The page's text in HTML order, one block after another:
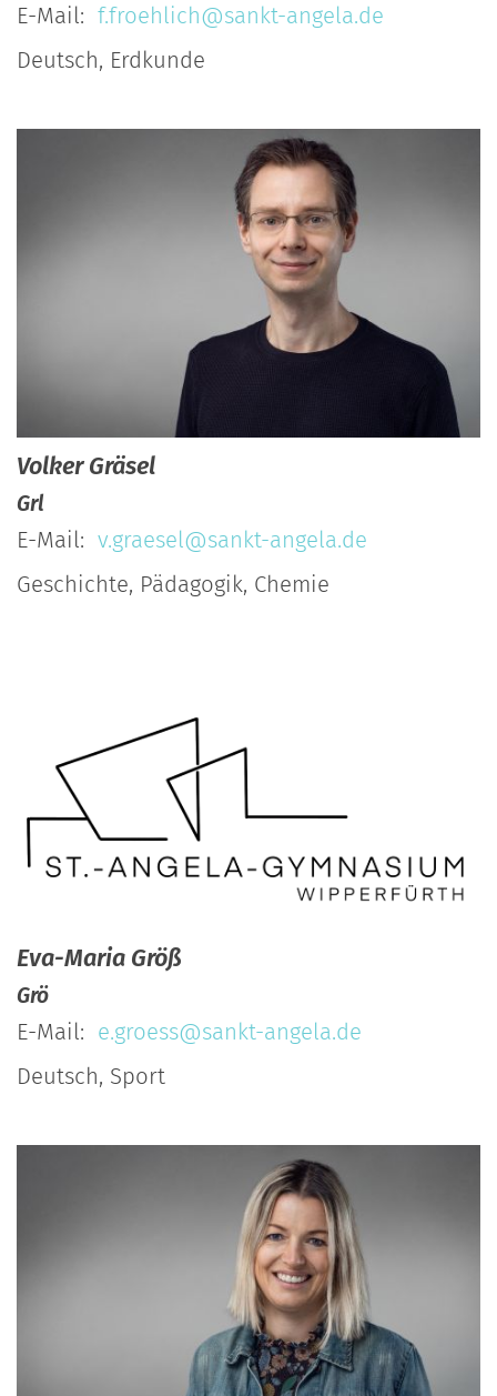
E-Mail: f.froehlich@sankt-angela.de
Deutsch, Erdkunde
VolkerGräsel
Grl
E-Mail: v.graesel@sankt-angela.de
Geschichte, Pädagogik, Chemie
Eva-Maria Größ
Grö
E-Mail: e.groess@sankt-angela.de
Deutsch, Sport